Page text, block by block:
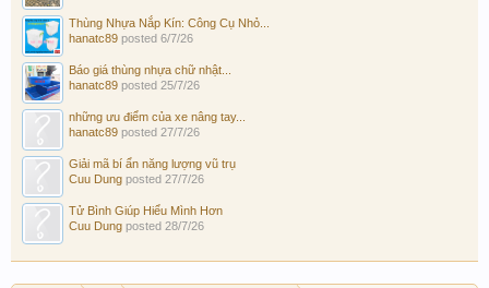
Thùng Nhựa Nắp Kín: Công Cụ Nhỏ...
hanatc89 posted 6/7/26
Báo giá thùng nhựa chữ nhật...
hanatc89 posted 25/7/26
những ưu điểm của xe nâng tay...
hanatc89 posted 27/7/26
Giải mã bí ẩn năng lượng vũ trụ
Cuu Dung posted 27/7/26
Tử Bình Giúp Hiểu Mình Hơn
Cuu Dung posted 28/7/26